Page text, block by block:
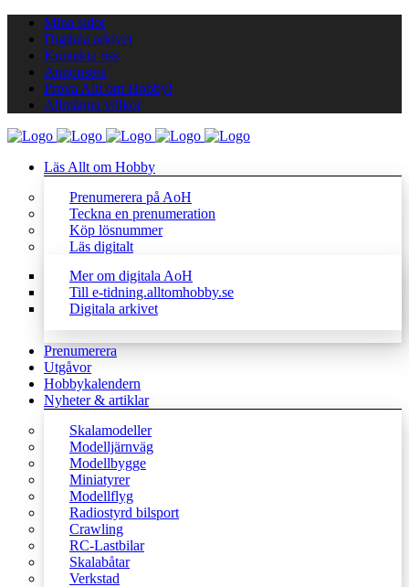
Mina sidor
Digitala arkivet
Kontakta oss
Annonsera
Prova Allt om Hobby!
Allmänna villkor
Läs Allt om Hobby
Prenumerera på AoH
Teckna en prenumeration
Köp lösnummer
Läs digitalt
Mer om digitala AoH
Till e-tidning.alltomhobby.se
Digitala arkivet
Prenumerera
Utgåvor
Hobbykalendern
Nyheter & artiklar
Skalamodeller
Modelljärnväg
Modellbygge
Miniatyrer
Modellflyg
Radiostyrd bilsport
Crawling
RC-Lastbilar
Skalabåtar
Verkstad